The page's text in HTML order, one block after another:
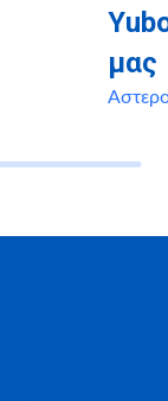
μας